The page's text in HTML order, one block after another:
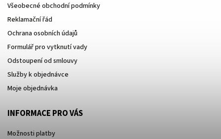
Všeobecné obchodní podmínky
Reklamační řád
Ochrana osobních údajů
Formulář pro vytknutí vady
Odstoupení od smlouvy
Služby k objednávce
Moje objednávka
INFORMACE PRO VÁS
Možnosti platby